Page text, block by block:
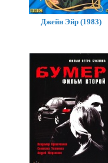
Джейн Эйр (1983)